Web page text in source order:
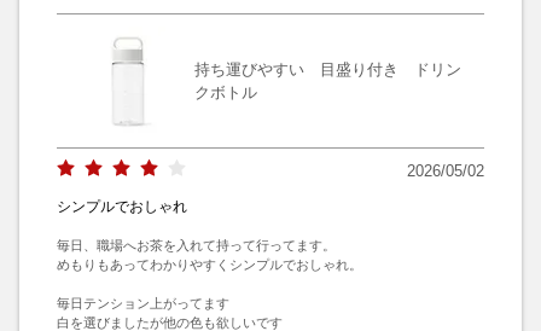
持ち運びやすい 目盛り付き ドリン
クボトル
2026/05/02
シンプルでおしゃれ
毎日、職場へお茶を入れて持って行ってます。
めもりもあってわかりやすくシンプルでおしゃれ。
毎日テンション上がってます
白を選びましたが他の色も欲しいです